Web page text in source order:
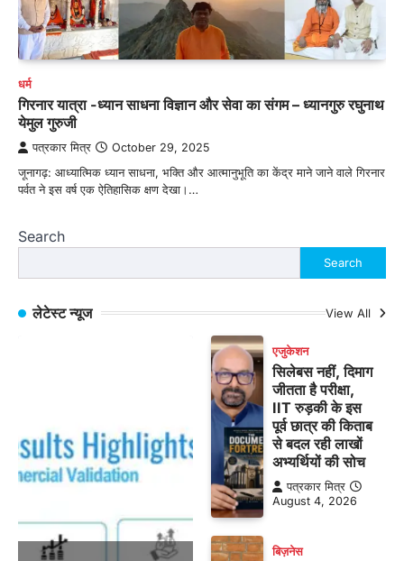
धर्म
गिरनार यात्रा -ध्यान साधना विज्ञान और सेवा का संगम – ध्यानगुरु रघुनाथ
येमुल गुरुजी
पत्रकार मित्र October 29, 2025
जूनागढ़: आध्यात्मिक ध्यान साधना, भक्ति और आत्मानुभूति का केंद्र माने जाने वाले गिरनार
पर्वत ने इस वर्ष एक ऐतिहासिक क्षण देखा।…
Search
Search
लेटेस्ट न्यूज View All
एजुकेशन
सिलेबस नहीं, दिमाग
जीतता है परीक्षा,
IIT रुड़की के इस
पूर्व छात्र की किताब
से बदल रही लाखों
अभ्यर्थियों की सोच
पत्रकार मित्र
August 4, 2026
बिज़नेस